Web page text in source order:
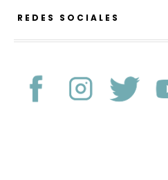
REDES SOCIALES